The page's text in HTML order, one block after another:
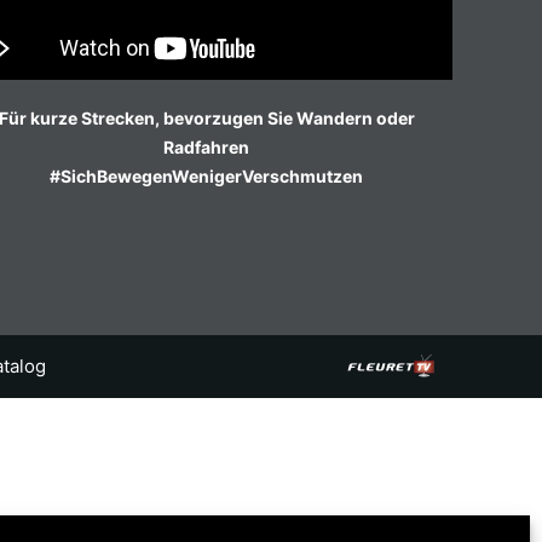
kurze Strecken, bevorzugen Sie Wandern oder
Radfahren
#SichBewegenWenigerVerschmutzen